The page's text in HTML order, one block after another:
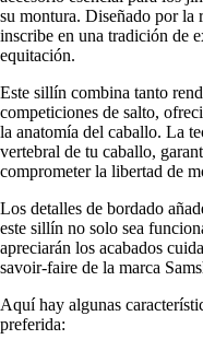
su montura. Diseñado por la
inscribe en una tradición de
equitación.
Este sillín combina tanto
competiciones de salto,
la anatomía del caballo. La
vertebral de tu caballo,
comprometer la libertad de
Los detalles de bordado
este sillín no solo sea
apreciarán los acabados
savoir-faire de la marca
Aquí hay algunas
preferida: